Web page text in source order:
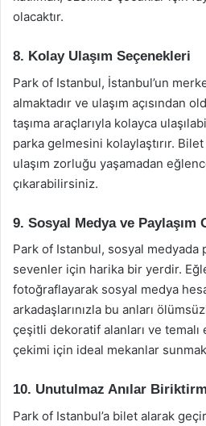
olacaktır.
8. Kolay Ulaşım Seçenekleri
Park of Istanbul, İstanbul’un
almaktadır ve ulaşım açısından
taşıma araçlarıyla kolayca
parka gelmesini kolaylaştırır.
ulaşım zorluğu yaşamadan
çıkarabilirsiniz.
9. Sosyal Medya ve Paylaşım
Park of Istanbul, sosyal medyada
sevenler için harika bir yerdir.
fotoğraflayarak sosyal medya
arkadaşlarınızla bu anları
çeşitli dekoratif alanları ve
çekimi için ideal mekanlar
10. Unutulmaz Anılar
Park of Istanbul’a bilet alarak